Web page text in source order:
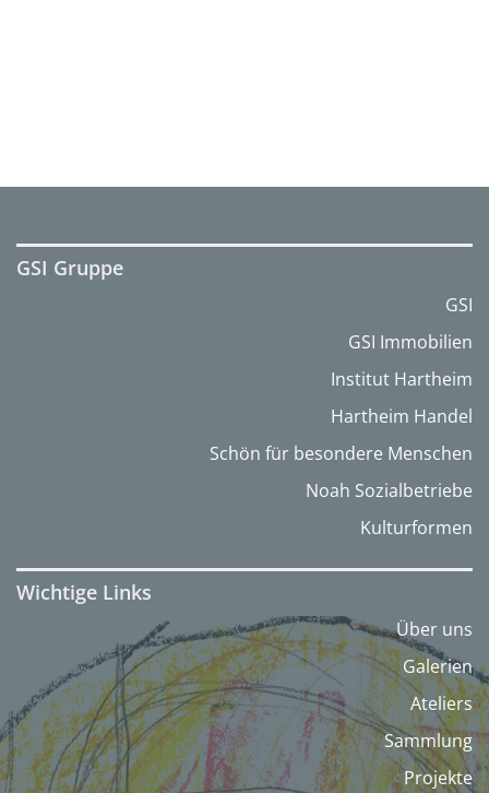
GSI Gruppe
GSI
GSI Immobilien
Institut Hartheim
Hartheim Handel
Schön für besondere Menschen
Noah Sozialbetriebe
Kulturformen
Wichtige Links
Über uns
Galerien
Ateliers
Sammlung
Projekte